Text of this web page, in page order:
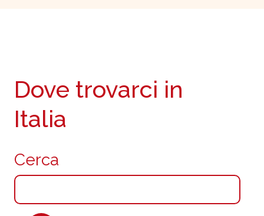
Cerca
Dove trovarci in
Italia